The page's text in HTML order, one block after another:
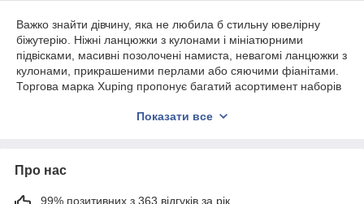
Важко знайти дівчину, яка не любила б стильну ювелірну
біжутерію. Ніжні ланцюжки з кулонами і мініатюрними
підвісками, масивні позолочені намиста, невагомі ланцюжки з
кулонами, прикрашеними перлами або сяючими фіанітами.
Торгова марка Xuping пропонує багатий асортимент наборів
комплекти без каменів від «Ксюпинг». Вони виконані під
Також у нас можна недорого купити модні кольє з
Показати все
Про нас
99% позитивних з 363 відгуків за рік